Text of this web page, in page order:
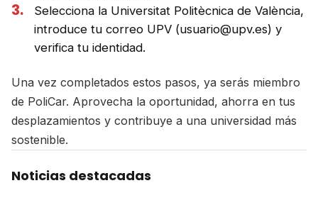
Selecciona la Universitat Politècnica de València,
introduce tu correo UPV (usuario@upv.es) y
verifica tu identidad.
Una vez completados estos pasos, ya serás miembro
de PoliCar. Aprovecha la oportunidad, ahorra en tus
desplazamientos y contribuye a una universidad más
sostenible.
Noticias destacadas